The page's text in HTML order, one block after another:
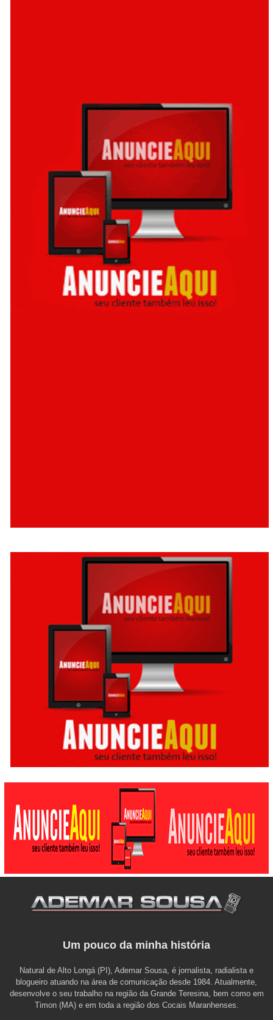
Um pouco da minha história
Natural de Alto Longá (PI), Ademar Sousa, é jornalista, radialista e
blogueiro atuando na área de comunicação desde 1984. Atualmente,
desenvolve o seu trabalho na região da Grande Teresina, bem como em
Timon (MA) e em toda a região dos Cocais Maranhenses.